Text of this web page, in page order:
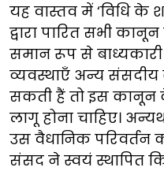
यह वास्तव में ‘विधि के
द्वारा पारित सभी
समान रूप से बाध्यकारी
व्यवस्थाएँ अन्य
सकती हैं तो इस कानून
लागू होना चाहिए।
उस वैधानिक परिवर्तन
संसद ने स्वयं स्थापित